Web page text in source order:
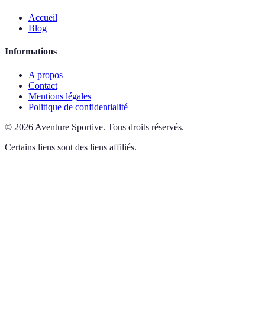
Accueil
Blog
Informations
A propos
Contact
Mentions légales
Politique de confidentialité
© 2026 Aventure Sportive. Tous droits réservés.
Certains liens sont des liens affiliés.